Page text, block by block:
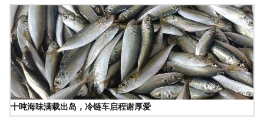
十吨海味满载出岛，冷链车启程谢厚爱